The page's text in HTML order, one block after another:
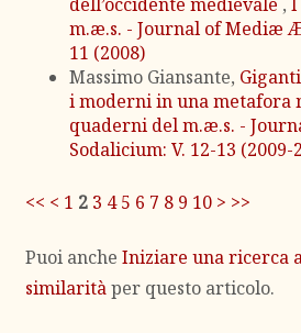
m.æ.s. - Journal of Mediæ
11 (2008)
Massimo Giansante,
i moderni in una metafora
quaderni del m.æ.s. -
Sodalicium: V. 12-13 (2009-
<< < 1 2 3 4 5 6 7 8 9 10 > >>
Puoi anche Iniziare una ricerca
similaritàper questo articolo.